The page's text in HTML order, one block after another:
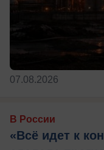
07.08.2026
В России
«Всё идет к